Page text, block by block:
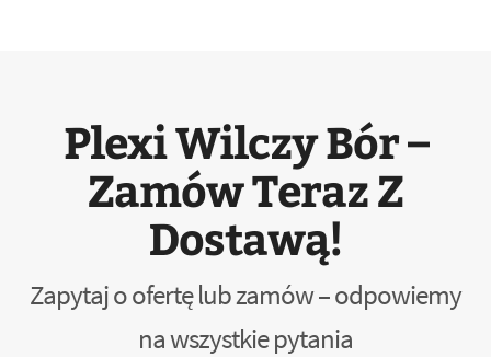
Plexi Wilczy Bór –
Zamów Teraz Z
Dostawą!
Zapytaj o ofertę lub zamów – odpowiemy
na wszystkie pytania